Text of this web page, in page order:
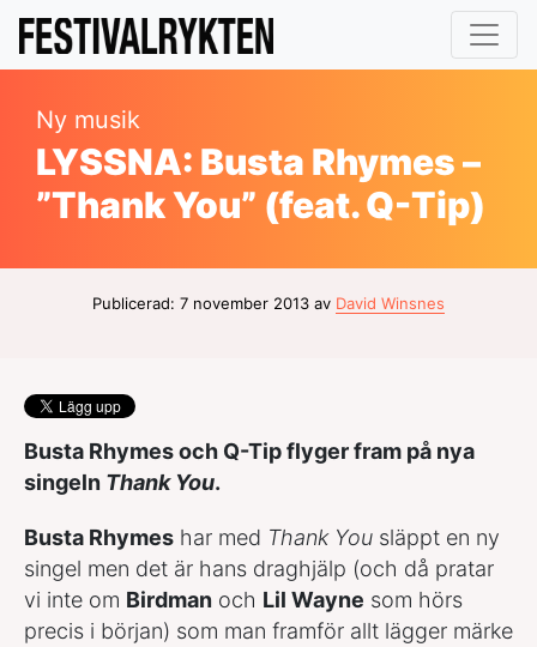
Ny musik
LYSSNA: Busta Rhymes –
”Thank You” (feat. Q-Tip)
Publicerad: 7 november 2013 av David Winsnes
Busta Rhymes och Q-Tip flyger fram på nya
singeln Thank You.
Busta Rhymes har med Thank You släppt en ny
singel men det är hans draghjälp (och då pratar
vi inte om Birdman och Lil Wayne som hörs
precis i början) som man framför allt lägger märke